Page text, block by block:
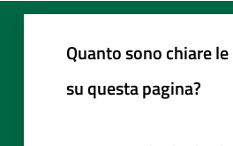
Quanto sono chiare
su questa pagina?